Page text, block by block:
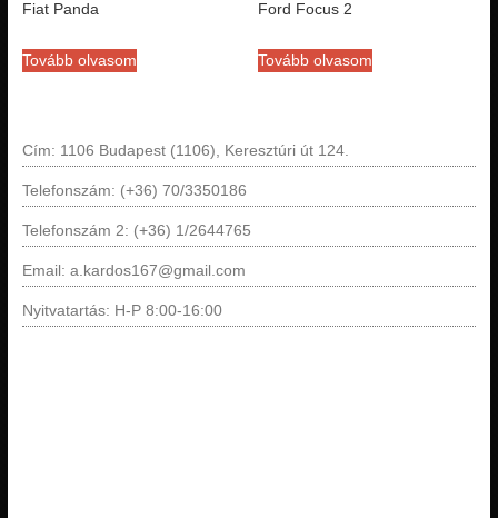
Fiat Panda
Tovább olvasom
Ford Focus 2
Tovább olvasom
Cím: 1106 Budapest (1106), Keresztúri út 124.
Telefonszám: (+36) 70/3350186
Telefonszám 2: (+36) 1/2644765
Email: a.kardos167@gmail.com
Nyitvatartás: H-P 8:00-16:00